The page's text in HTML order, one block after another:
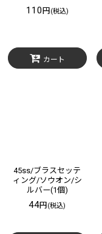
110 円 (税込)
カート
45ss/ブラスセッテ
ィング/ソウオン/シ
ルバー(1個)
44円 (税込)